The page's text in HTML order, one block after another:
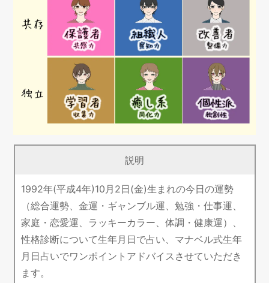
説明
1992年(平成4年)10月2日(金)生まれの今日の運勢
（総合運勢、金運・ギャンブル運、勉強・仕事運、
家庭・恋愛運、ラッキーカラー、体調・健康運）、
性格診断について生年月日で占い、マナベル式生年
月日占いでワンポイントアドバイスさせていただき
ます。